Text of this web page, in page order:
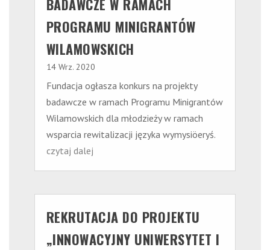
BADAWCZE W RAMACH
PROGRAMU MINIGRANTÓW
WILAMOWSKICH
14 Wrz. 2020
Fundacja ogłasza konkurs na projekty
badawcze w ramach Programu Minigrantów
Wilamowskich dla młodzieży w ramach
wsparcia rewitalizacji języka wymysiöeryś.
czytaj dalej
REKRUTACJA DO PROJEKTU
„INNOWACYJNY UNIWERSYTET I